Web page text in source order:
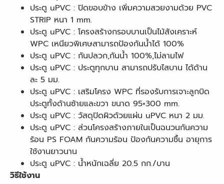
ประตู uPVC : ปิดขอบข้าง เพิ่มความสวยงามด้วย PVC
STRIP หนา 1 mm.
ประตู uPVC : โครงสร้างกรอบบานเป็นไม้สังเคราะห์
WPC เหนียวพิเศษสามารถป้องกันน้ำได้ 100%
ประตู uPVC : กันปลวก,กันน้ำ 100%,ไม่ลามไฟ
ประตู uPVC : ประตูทุกบาน สามารถปรับไสบาน ได้ด้าน
ละ 5 มม.
ประตู uPVC : เสริมโครง WPC ที่รองรับการเจาะลูกบิด
ประตูทั้งด้านซ้ายและขวา ขนาด 95×300 mm.
ประตู uPVC : วัสดุปิดผิวด้วยแผ่น uPVC หนา 2 มม.
ประตู uPVC : ส่วนโครงสร้างภายในเป็นฉนวนกันความ
ร้อน PS FOAM กันความร้อน ป้องกันความชื้น อายุการ
ใช้งานยาวนาน
ประตู uPVC : น้ำหนักเฉลี่ย 20.5 กก./บาน
วิธีใช้งาน